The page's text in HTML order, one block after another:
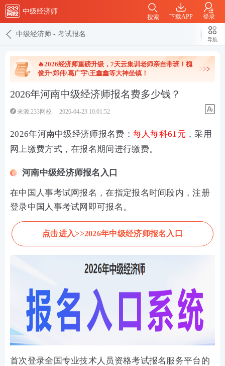
中级经济师
下载APP 登录
搜索
中级经济师 - 考试报名
导航
🔥2026经济师重磅升级，7天云集训老师亲自带班！槐
俊升\郑伟\葛广宇\王鑫鑫等大神坐镇！
2026年河南中级经济师报名费多少钱？
来源:233网校 2026-04-23 10:01:52
2026年河南中级经济师报名费 ： 每人每科61元 ，采用
网上缴费方式，在报名期间进行缴费。
河南中级经济师报名入口
在中国人事考试网报名，在指定报名时间段内，注册
登录中国人事考试网即可报名。
点击进入>>2026年中级经济师报名入口
首次登录全国专业技术人员资格考试报名服务平台的